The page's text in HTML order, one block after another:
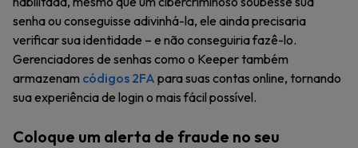
senha ou conseguisse adivinhá-la, ele ainda precisaria
verificar sua identidade – e não conseguiria fazê-lo.
Gerenciadores de senhas como o Keeper também
armazenam códigos 2FA para suas contas online, tornando
sua experiência de login o mais fácil possível.
Coloque um alerta de fraude no seu